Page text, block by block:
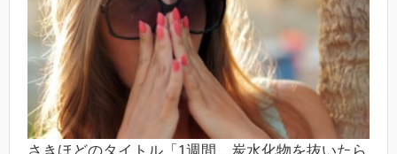
さきほどのタイトル「1週間、炭水化物を抜いたら